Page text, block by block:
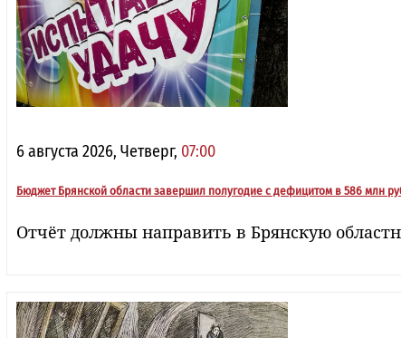
6 августа 2026, Четверг, 07:00
Бюджет Брянской области завершил полугодие с дефицитом в 586 млн
Отчёт должны направить в Брянскую